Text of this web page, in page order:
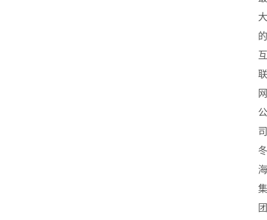
大
的
互
联
网
公
司
冬
海
集
团